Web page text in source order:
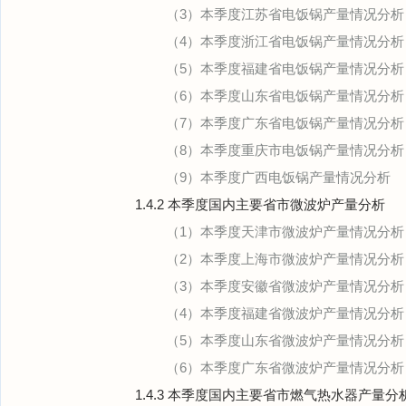
（3）本季度江苏省电饭锅产量情况分析
（4）本季度浙江省电饭锅产量情况分析
（5）本季度福建省电饭锅产量情况分析
（6）本季度山东省电饭锅产量情况分析
（7）本季度广东省电饭锅产量情况分析
（8）本季度重庆市电饭锅产量情况分析
（9）本季度广西电饭锅产量情况分析
1.4.2 本季度国内主要省市微波炉产量分析
（1）本季度天津市微波炉产量情况分析
（2）本季度上海市微波炉产量情况分析
（3）本季度安徽省微波炉产量情况分析
（4）本季度福建省微波炉产量情况分析
（5）本季度山东省微波炉产量情况分析
（6）本季度广东省微波炉产量情况分析
1.4.3 本季度国内主要省市燃气热水器产量分